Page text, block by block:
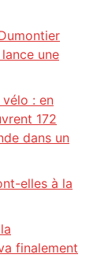
une
: en
172
dans un
elles à la
finalement